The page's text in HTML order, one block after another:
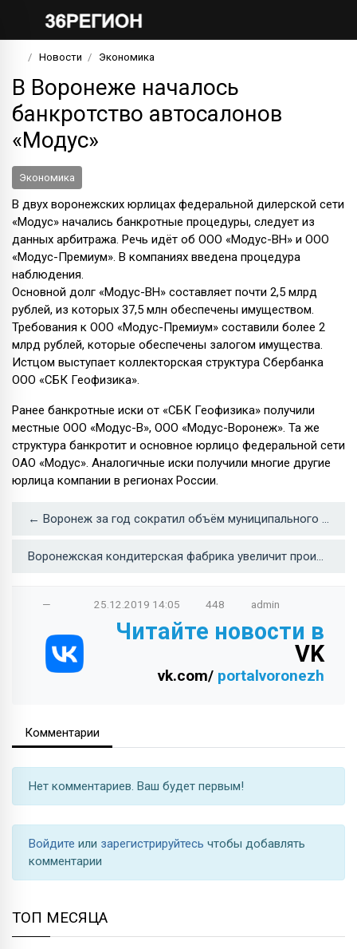
Новости Экономика
В Воронеже началось
банкротство автосалонов
«Модус»
Экономика
В двух воронежских юрлицах федеральной дилерской сети
«Модус» начались банкротные процедуры, следует из
данных арбитража. Речь идёт об ООО «Модус-ВН» и ООО
«Модус-Премиум». В компаниях введена процедура
наблюдения.
Основной долг «Модус-ВН» составляет почти 2,5 млрд
рублей, из которых 37,5 млн обеспечены имуществом.
Требования к ООО «Модус-Премиум» составили более 2
млрд рублей, которые обеспечены залогом имущества.
Истцом выступает коллекторская структура Сбербанка
ООО «СБК Геофизика».
Ранее банкротные иски от «СБК Геофизика» получили
местные ООО «Модус-В», ООО «Модус-Воронеж». Та же
структура банкротит и основное юрлицо федеральной сети
ОАО «Модус». Аналогичные иски получили многие другие
юрлица компании в регионах России.
← Воронеж за год сократил объём муниципального долга на 2,2 млрд рублей
Воронежская кондитерская фабрика увеличит производство вафель и зефира →
— 25.12.2019 14:05 448 admin
Читайте новости в
VK
vk.com/ portalvoronezh
Комментарии
Нет комментариев. Ваш будет первым!
Войдите или зарегистрируйтесь чтобы добавлять
комментарии
ТОП МЕСЯЦА